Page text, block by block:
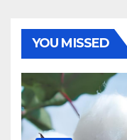
YOU MISSED